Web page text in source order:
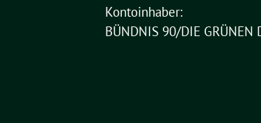
Kontoinhaber:
BÜNDNIS 90/DIE GRÜNEN